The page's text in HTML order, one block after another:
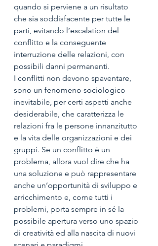
quando si perviene a un risultato
che sia soddisfacente per tutte le
parti, evitando l’escalation del
conflitto e la conseguente
interruzione delle relazioni, con
possibili danni permanenti.
I conflitti non devono spaventare,
sono un fenomeno sociologico
inevitabile, per certi aspetti anche
desiderabile, che caratterizza le
relazioni fra le persone innanzitutto
e la vita delle organizzazioni e dei
gruppi. Se un conflitto è un
problema, allora vuol dire che ha
una soluzione e può rappresentare
anche un’opportunità di sviluppo e
arricchimento e, come tutti i
problemi, porta sempre in sé la
possibile apertura verso uno spazio
di creatività ed alla nascita di nuovi